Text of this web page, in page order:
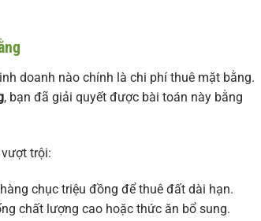
doanh nào chính là chi phí thuê mặt bằng.
, bạn đã giải quyết được bài toán này bằng
trội:
chục triệu đồng để thuê đất dài hạn.
chất lượng cao hoặc thức ăn bổ sung.